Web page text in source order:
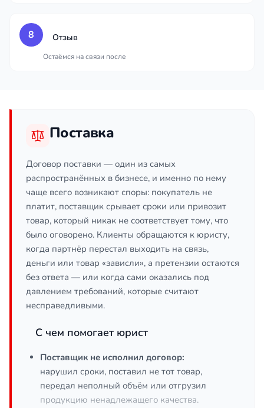
8 Отзыв
Остаёмся на связи после
Поставка
Договор поставки — один из самых
распространённых в бизнесе, и именно по нему
чаще всего возникают споры: покупатель не
платит, поставщик срывает сроки или привозит
товар, который никак не соответствует тому, что
было оговорено. Клиенты обращаются к юристу,
когда партнёр перестал выходить на связь,
деньги или товар «зависли», а претензии остаются
без ответа — или когда сами оказались под
давлением требований, которые считают
несправедливыми.
С чем помогает юрист
Поставщик не исполнил договор:
нарушил сроки, поставил не тот товар,
передал неполный объём или отгрузил
продукцию ненадлежащего качества.